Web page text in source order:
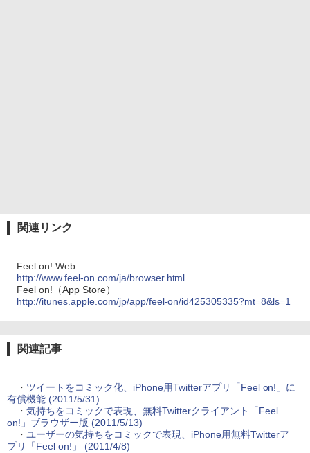
関連リンク
Feel on! Web
http://www.feel-on.com/ja/browser.html
Feel on!（App Store）
http://itunes.apple.com/jp/app/feel-on/id425305335?mt=8&ls=1
関連記事
・ ツイートをコミック化、iPhone用Twitterアプリ「Feel on!」に
有償機能 (2011/5/31)
・ 気持ちをコミックで表現、無料Twitterクライアント「Feel
on!」ブラウザー版 (2011/5/13)
・ ユーザーの気持ちをコミックで表現、iPhone用無料Twitterア
プリ「Feel on!」 (2011/4/8)